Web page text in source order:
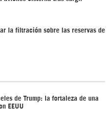
la filtración sobre las reservas de
de Trump: la fortaleza de una
EEUU